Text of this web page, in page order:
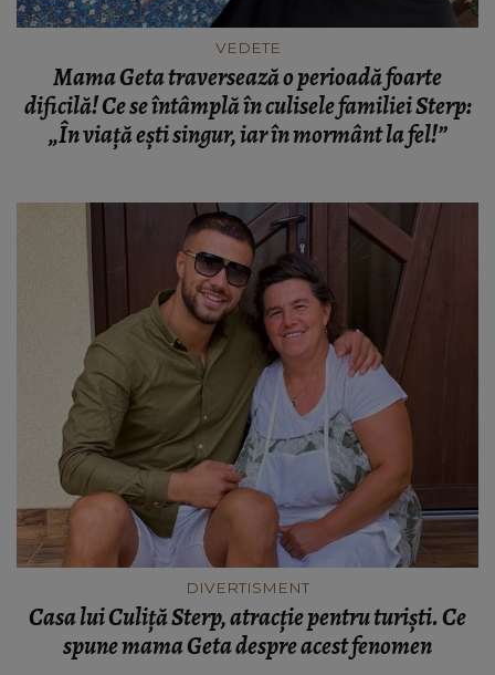
VEDETE
Mama Geta traversează o perioadă foarte
dificilă! Ce se întâmplă în culisele familiei Sterp:
„În viață ești singur, iar în mormânt la fel!”
DIVERTISMENT
Casa lui Culiță Sterp, atracție pentru turiști. Ce
spune mama Geta despre acest fenomen